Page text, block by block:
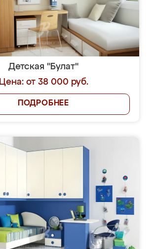
Детская "Булат"
Цена: от 38 000 руб.
ПОДРОБНЕЕ